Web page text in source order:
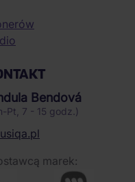
Bendová
Pt, 7 - 15 godz.)
marek: